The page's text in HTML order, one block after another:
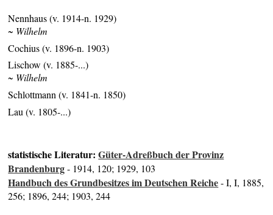
Nennhaus (v. 1914-n. 1929)
~ Wilhelm
Cochius (v. 1896-n. 1903)
Lischow (v. 1885-...)
~ Wilhelm
Schlottmann (v. 1841-n. 1850)
Lau (v. 1805-...)
statistische Literatur:Güter-Adreßbuch der Provinz
Brandenburg- 1914, 120; 1929, 103
Handbuch des Grundbesitzes im Deutschen Reiche- I, I, 1885,
256; 1896, 244; 1903, 244